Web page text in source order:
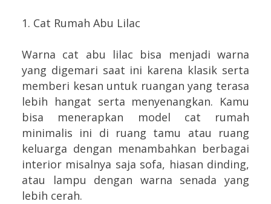
1. Cat Rumah Abu Lilac
Warna cat abu lilac bisa menjadi warna
yang digemari saat ini karena klasik serta
memberi kesan untuk ruangan yang terasa
lebih hangat serta menyenangkan. Kamu
bisa menerapkan model cat rumah
minimalis ini di ruang tamu atau ruang
keluarga dengan menambahkan berbagai
interior misalnya saja sofa, hiasan dinding,
atau lampu dengan warna senada yang
lebih cerah.